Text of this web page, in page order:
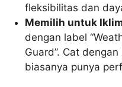
fleksibilitas dan
Memilih untuk
dengan label
Guard”. Cat
biasanya punya